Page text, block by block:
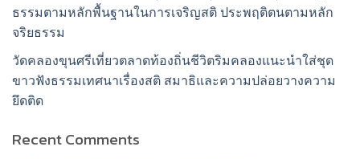
ธรรมตามหลักพื้นฐานในการเจริญสติ ประพฤติตนตามหลัก
จริยธรรม
วัดคลองขุนศรีเที่ยวตลาดท้องถิ่นชีวิตริมคลองแนะนำใส่ชุด
ขาวฟังธรรมเทศนาเรื่องสติ สมาธิและความปล่อยวางความ
ยึดติด
Recent Comments